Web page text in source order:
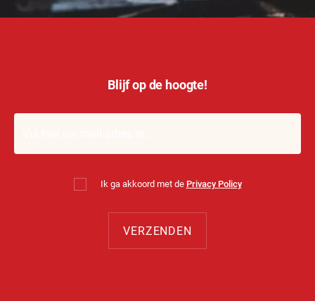
Blijf op de hoogte!
Ik ga akkoord met de Privacy Policy